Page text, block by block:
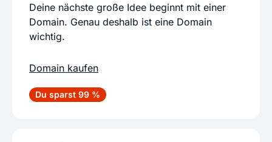
Deine nächste große Idee beginnt mit einer
Domain. Genau deshalb ist eine Domain
wichtig.
Domain kaufen
Du sparst 99 %